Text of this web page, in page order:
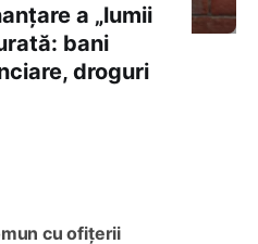
a „lumii
bani
droguri
cu ofițerii